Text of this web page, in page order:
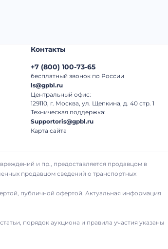
Контакты
+7 (800) 100-73-65
бесплатный звонок по России
ls@gpbl.ru
Центральный офис:
129110, г. Москва, ул. Щепкина, д. 40 стр. 1
Техническая поддержка:
Supportoris@gpbl.ru
Карта сайта
и пр., предоставляется продавцом в
продавцом сведений о транспортных
публичной офертой. Актуальная информация
порядок аукциона и правила участия указаны